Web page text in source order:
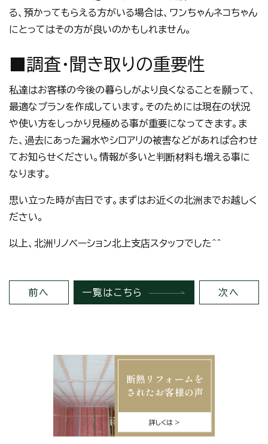
る、預かってもらえる方がいる場合は、ワンちゃんネコちゃん
にとってはその方が良いのかもしれません。
■調査・聞き取りの重要性
私達はお客様の今後の暮らしがより良くなることを願って、
最適なプランを作成しています。そのためには現在の状況
や使い方をしっかり見極める事が重要になってきます。ま
た、過去にあった漏水やシロアリの被害などがあれば合わせ
てお知らせください。情報が多いと判断材料も増える事に
なります。
思い立った時が吉日です。まずはお近くの北洲までお越しく
ださい。
以上、北洲リノベーション北上支店スタッフでした＾＾
前へ 一覧はこちら 次へ
断熱リフォームを
されたお客様の声
詳しくは